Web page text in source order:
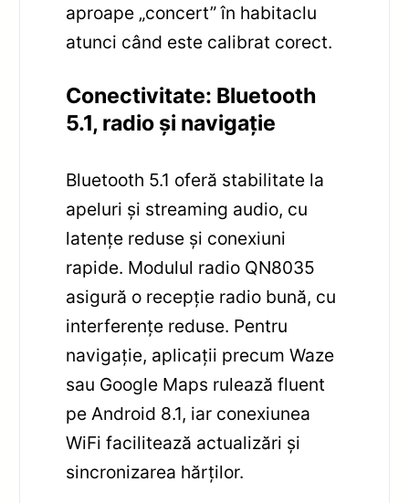
aproape „concert” în habitaclu
atunci când este calibrat corect.
Conectivitate: Bluetooth
5.1, radio și navigație
Bluetooth 5.1 oferă stabilitate la
apeluri și streaming audio, cu
latențe reduse și conexiuni
rapide. Modulul radio QN8035
asigură o recepție radio bună, cu
interferențe reduse. Pentru
navigație, aplicații precum Waze
sau Google Maps rulează fluent
pe Android 8.1, iar conexiunea
WiFi facilitează actualizări și
sincronizarea hărților.